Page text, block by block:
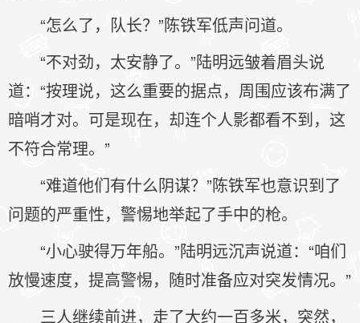
“怎么了，队长？”陈铁军低声问道。
“不对劲，太安静了。”陆明远皱着眉头说
道：“按理说，这么重要的据点，周围应该布满了
暗哨才对。可是现在，却连个人影都看不到，这
不符合常理。”
“难道他们有什么阴谋？”陈铁军也意识到了
问题的严重性，警惕地举起了手中的枪。
“小心驶得万年船。”陆明远沉声说道：“咱们
放慢速度，提高警惕，随时准备应对突发情况。”
三人继续前进，走了大约一百多米，突然，